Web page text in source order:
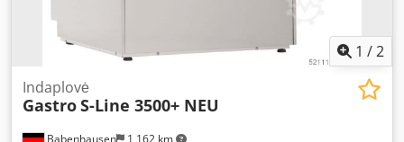
1 /2
Babenhausen 1 162 km
Indaplovė
GastroS-Line 3500+ NEU